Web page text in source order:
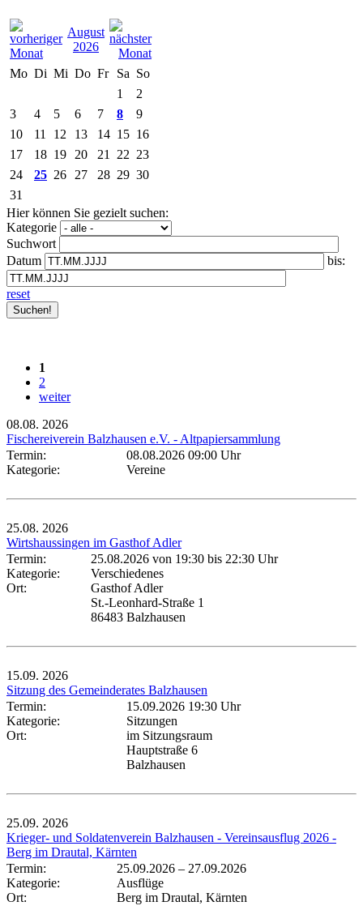
August
2026
Mo Di Mi Do Fr Sa So
1
2
3
4 5 6 7 8
9
10
11 12 13 14 15 16
17
18 19 20 21 22 23
24
25 26 27 28 29 30
31
Hier können Sie gezielt suchen:
Kategorie
Suchwort
Datum
bis:
reset
1
2
weiter
08.08. 2026
Fischereiverein Balzhausen e.V. - Altpapiersammlung
Termin:
08.08.2026 09:00 Uhr
Kategorie:
Vereine
25.08. 2026
Wirtshaussingen im Gasthof Adler
Termin:
25.08.2026 von 19:30 bis 22:30 Uhr
Kategorie:
Verschiedenes
Ort:
Gasthof Adler
St.-Leonhard-Straße 1
86483 Balzhausen
15.09. 2026
Sitzung des Gemeinderates Balzhausen
Termin:
15.09.2026 19:30 Uhr
Kategorie:
Sitzungen
Ort:
im Sitzungsraum
Hauptstraße 6
Balzhausen
25.09. 2026
Krieger- und Soldatenverein Balzhausen - Vereinsausflug 2026 -
Berg im Drautal, Kärnten
Termin:
25.09.2026 – 27.09.2026
Kategorie:
Ausflüge
Ort:
Berg im Drautal, Kärnten